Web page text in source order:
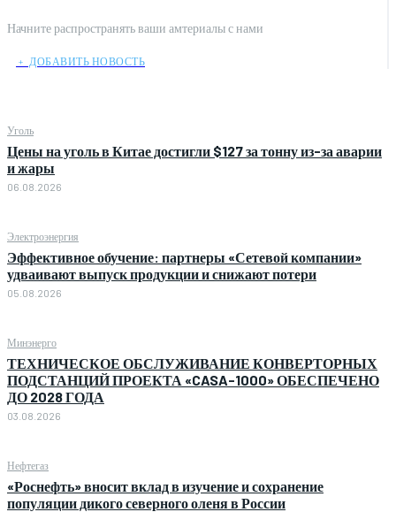
Начните распространять ваши амтериалы с нами
﹢ ДОБАВИТЬ НОВОСТЬ
Уголь
Цены на уголь в Китае достигли $127 за тонну из-за аварии
и жары
06.08.2026
Электроэнергия
Эффективное обучение: партнеры «Сетевой компании»
удваивают выпуск продукции и снижают потери
05.08.2026
Минэнерго
ТЕХНИЧЕСКОЕ ОБСЛУЖИВАНИЕ КОНВЕРТОРНЫХ
ПОДСТАНЦИЙ ПРОЕКТА «CASA-1000» ОБЕСПЕЧЕНО
ДО 2028 ГОДА
03.08.2026
Нефтегаз
«Роснефть» вносит вклад в изучение и сохранение
популяции дикого северного оленя в России